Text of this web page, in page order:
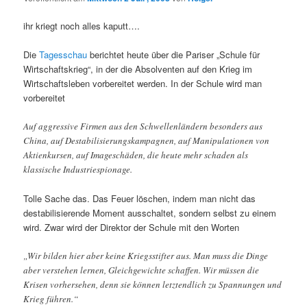
ihr kriegt noch alles kaputt….
DieTagesschau berichtet heute über die Pariser „Schule für
Wirtschaftskrieg“, in der die Absolventen auf den Krieg im
Wirtschaftsleben vorbereitet werden. In der Schule wird man
vorbereitet
Auf aggressive Firmen aus den Schwellenländern besonders aus
China, auf Destabilisierungskampagnen, auf Manipulationen von
Aktienkursen, auf Imageschäden, die heute mehr schaden als
klassische Industriespionage.
Tolle Sache das. Das Feuer löschen, indem man nicht das
destabilisierende Moment ausschaltet, sondern selbst zu einem
wird. Zwar wird der Direktor der Schule mit den Worten
„Wir bilden hier aber keine Kriegsstifter aus. Man muss die Dinge
aber verstehen lernen, Gleichgewichte schaffen. Wir müssen die
Krisen vorhersehen, denn sie können letztendlich zu Spannungen und
Krieg führen.“